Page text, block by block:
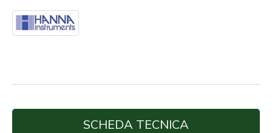
SCHEDA TECNICA